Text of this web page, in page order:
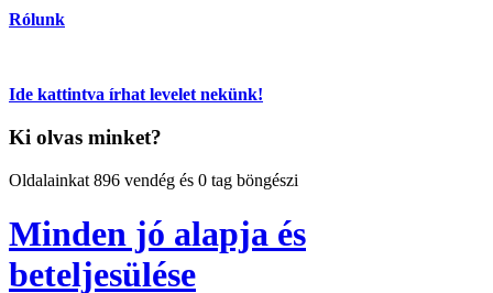
Rólunk
Ide kattintva írhat levelet nekünk!
Ki olvas minket?
Oldalainkat 896 vendég és 0 tag böngészi
Minden jó alapja és
beteljesülése